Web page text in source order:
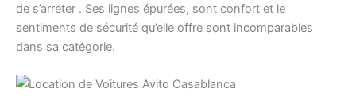
de s’arreter . Ses lignes épurées, sont confort et le
sentiments de sécurité qu’elle offre sont incomparables
dans sa catégorie.